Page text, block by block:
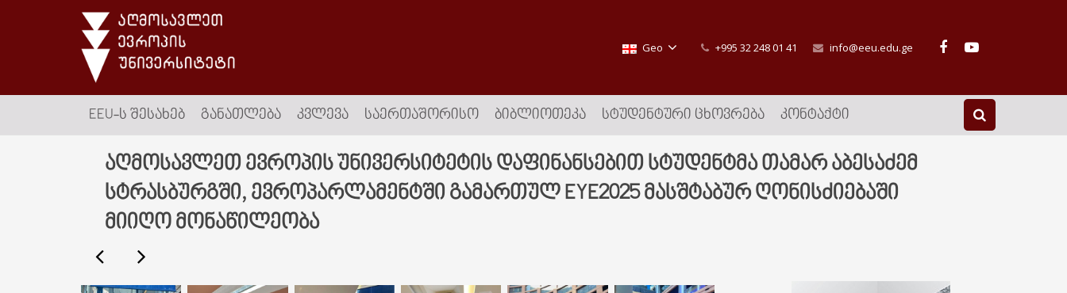
Geo +995 32 248 01 41 info@eeu.edu.ge
EEU-Ს ᲨᲔᲡᲐᲮᲔᲑ ᲒᲐᲜᲐᲗᲚᲔᲑᲐ ᲙᲕᲚᲔᲕᲐ ᲡᲐᲔᲠᲗᲐᲨᲝᲠᲘᲡᲝ ᲑᲘᲑᲚᲘᲝᲗᲔᲙᲐ ᲡᲢᲣᲓᲔᲜᲢᲣᲠᲘ ᲪᲮᲝᲕᲠᲔᲑᲐ ᲙᲝᲜᲢᲐᲥᲢᲘ
აღმოსავლეთ ევროპის უნივერსიტეტის დაფინანსებით სტუდენტმა თამარ აბესაძემ
სტრასბურგში, ევროპარლამენტში გამართულ EYE2025 მასშტაბურ ღონისძიებაში
მიიღო მონაწილეობა